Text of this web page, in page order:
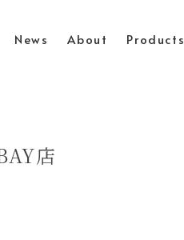
News About Products
店